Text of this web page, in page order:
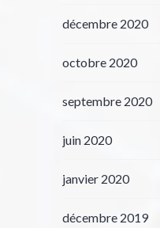
décembre 2020
octobre 2020
septembre 2020
juin 2020
janvier 2020
décembre 2019